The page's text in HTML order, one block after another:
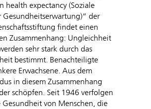
health expectancy (Soziale
Gesundheitserwartung)“ der
findet einen
Zusammenhang: Ungleichheit
sehr stark durch das
bestimmt. Benachteiligte
Erwachsene. Aus dem
in diesem Zusammenhang
schöpfen. Seit 1946 verfolgen
Gesundheit von Menschen, die